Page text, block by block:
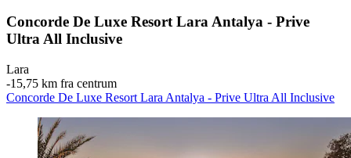
Concorde De Luxe Resort Lara Antalya - Prive
Ultra All Inclusive
Lara
‐15,75 km fra centrum
Concorde De Luxe Resort Lara Antalya - Prive Ultra All Inclusive